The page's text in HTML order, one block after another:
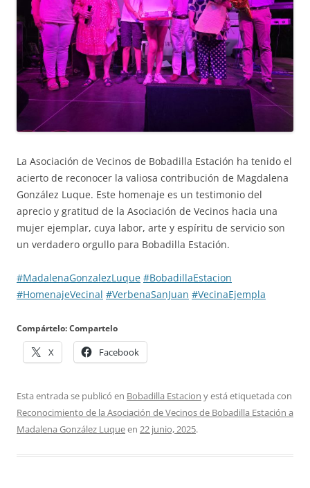
La Asociación de Vecinos de Bobadilla Estación ha tenido el
acierto de reconocer la valiosa contribución de Magdalena
González Luque. Este homenaje es un testimonio del
aprecio y gratitud de la Asociación de Vecinos hacia una
mujer ejemplar, cuya labor, arte y espíritu de servicio son
un verdadero orgullo para Bobadilla Estación.
#MadalenaGonzalezLuque #BobadillaEstacion
#HomenajeVecinal #VerbenaSanJuan #VecinaEjempla
Compártelo: Compartelo
X Facebook
Esta entrada se publicó en Bobadilla Estacion y está etiquetada con
Reconocimiento de la Asociación de Vecinos de Bobadilla Estación a
Madalena González Luqueen 22 junio, 2025.